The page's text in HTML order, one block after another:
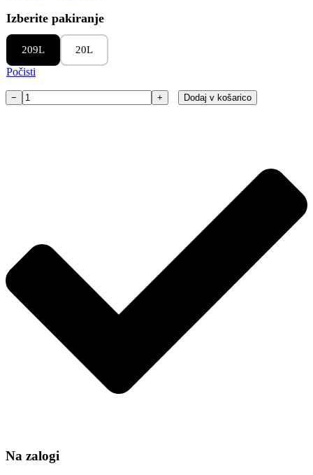
od
do
Izberite pakiranje
209L 20L
Počisti
Shell
− + Dodaj v košarico
Na zalogi